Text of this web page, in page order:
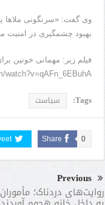
وی گفت: «سرنگونی ملاها
بهبود چشمگیری در امنیت
فیلم زیر: مهمانی خونین
watch?v=qAFn_6EBuhA
Tags: سیاست
Share 0
Previous
روایت‌های دردناک؛